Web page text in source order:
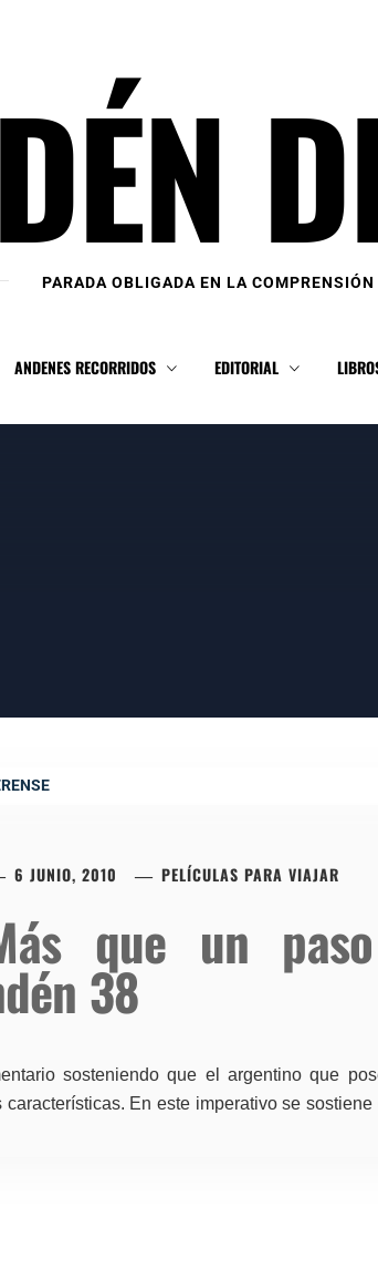
PARADA OBLIGADA EN LA
ANDENES RECORRIDOS EDITORIAL
6 JUNIO, 2010 PELÍCULAS PARA VIAJAR
que un
38
sosteniendo que el argentino que
En este imperativo se